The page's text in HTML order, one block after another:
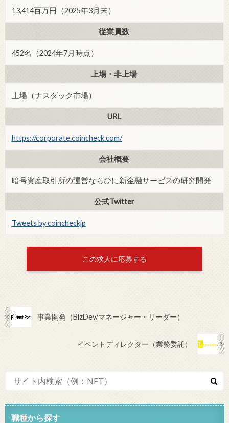
13,414百万円（2025年3月末）
従業員数
452名（2024年7月時点）
上場・非上場
上場（ナスダック市場）
URL
https://corporate.coincheck.com/
会社概要
暗号資産取引所の運営ならびに新金融サービスの研究開発
公式Twitter
Tweets by coincheckjp
この求人に応募する
事業開発（BizDev/マネージャー・リーダー）
イベントディレクター（業務委託）
職種から探す